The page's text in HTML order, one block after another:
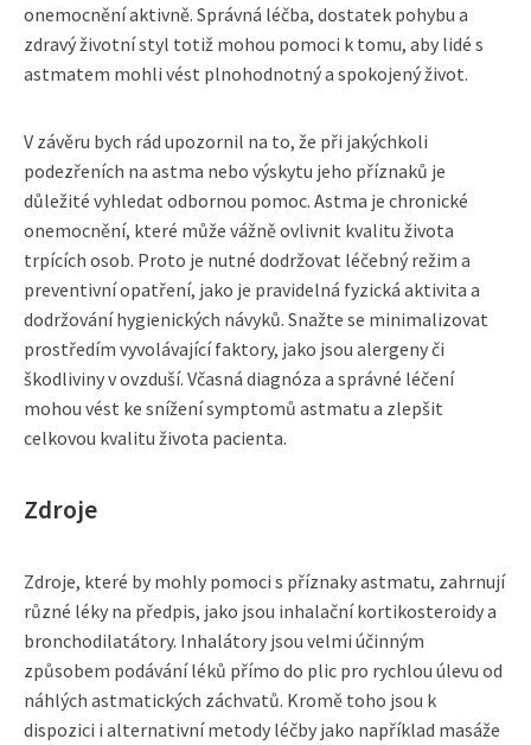
onemocnění aktivně. Správná léčba, dostatek pohybu a
zdravý životní styl totiž mohou pomoci k tomu, aby lidé s
astmatem mohli vést plnohodnotný a spokojený život.
V závěru bych rád upozornil na to, že při jakýchkoli
podezřeních na astma nebo výskytu jeho příznaků je
důležité vyhledat odbornou pomoc. Astma je chronické
onemocnění, které může vážně ovlivnit kvalitu života
trpících osob. Proto je nutné dodržovat léčebný režim a
preventivní opatření, jako je pravidelná fyzická aktivita a
dodržování hygienických návyků. Snažte se minimalizovat
prostředím vyvolávající faktory, jako jsou alergeny či
škodliviny v ovzduší. Včasná diagnóza a správné léčení
mohou vést ke snížení symptomů astmatu a zlepšit
celkovou kvalitu života pacienta.
Zdroje
Zdroje, které by mohly pomoci s příznaky astmatu, zahrnují
různé léky na předpis, jako jsou inhalační kortikosteroidy a
bronchodilatátory. Inhalátory jsou velmi účinným
způsobem podávání léků přímo do plic pro rychlou úlevu od
náhlých astmatických záchvatů. Kromě toho jsou k
dispozici i alternativní metody léčby jako například masáže